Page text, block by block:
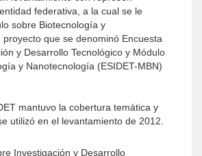
federativa, a la cual se le
sobre Biotecnología y
que se denominó Encuesta
y Desarrollo Tecnológico y Módulo
y Nanotecnología (ESIDET-MBN)
mantuvo la cobertura temática y
utilizó en el levantamiento de 2012.
Investigación y Desarrollo